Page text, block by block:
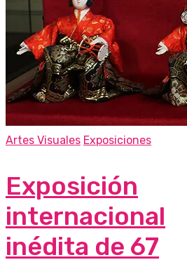
Artes Visuales Exposiciones
Exposición
internacional
inédita de 67